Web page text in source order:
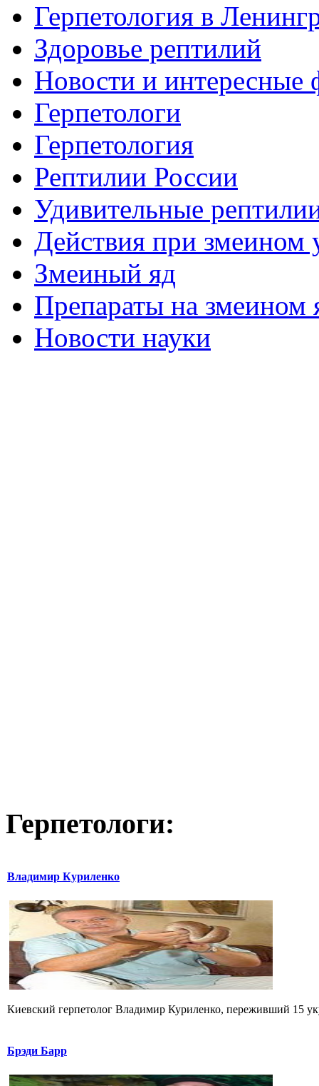
Герпетология в
Здоровье рептилий
Новости и интересные
Герпетологи
Герпетология
Рептилии России
Удивительные
Действия при змеином
Змеиный яд
Препараты на змеином
Новости науки
Герпетологи:
Владимир Куриленко
Киевский герпетолог Владимир Куриленко, переживший 15
Брэди Барр